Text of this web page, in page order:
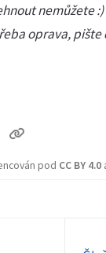
nemůžete
oprava, pište
pod CC BY 4.0